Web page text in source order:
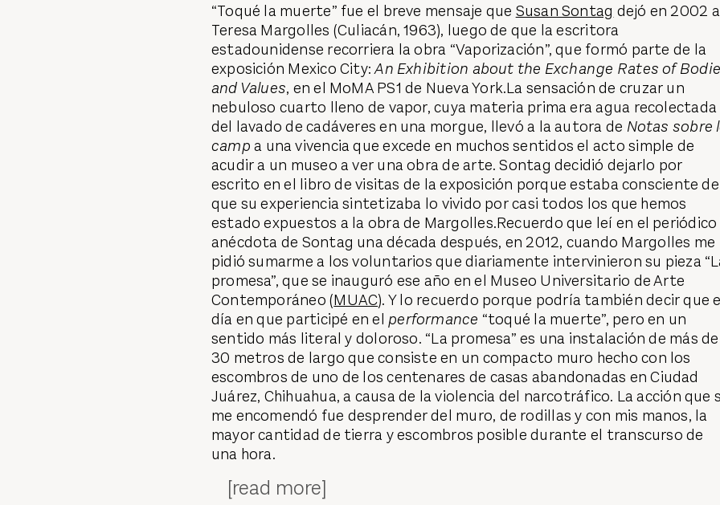
“Toqué la muerte” fue el breve mensaje que Susan Sontag dejó en 2002 a
Teresa Margolles (Culiacán, 1963), luego de que la escritora
estadounidense recorriera la obra “Vaporización”, que formó parte de la
exposición Mexico City:An Exhibition about the Exchange Rates of
and Values, en el MoMA PS1 de Nueva York.La sensación de cruzar un
nebuloso cuarto lleno de vapor, cuya materia prima era agua recolectada
del lavado de cadáveres en una morgue, llevó a la autora de Notas sobre
camp a una vivencia que excede en muchos sentidos el acto simple de
acudir a un museo a ver una obra de arte. Sontag decidió dejarlo por
escrito en el libro de visitas de la exposición porque estaba consciente de
que su experiencia sintetizaba lo vivido por casi todos los que hemos
estado expuestos a la obra de Margolles.Recuerdo que leí en el
anécdota de Sontag una década después, en 2012, cuando Margolles me
pidió sumarme a los voluntarios que diariamente intervinieron su pieza
promesa”, que se inauguró ese año en el Museo Universitario de Arte
Contemporáneo (MUAC). Y lo recuerdo porque podría también decir que
día en que participé en elperformance “toqué la muerte”, pero en un
sentido más literal y doloroso. “La promesa” es una instalación de más de
30 metros de largo que consiste en un compacto muro hecho con los
escombros de uno de los centenares de casas abandonadas en Ciudad
Juárez, Chihuahua, a causa de la violencia del narcotráfico. La acción que
me encomendó fue desprender del muro, de rodillas y con mis manos, la
mayor cantidad de tierra y escombros posible durante el transcurso de
una hora.
[read more]